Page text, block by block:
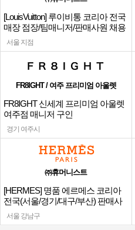
[LouisVuitton] 루이비통 코리아 전국
매장 점장/팀매니저/판매사원 채용
서울 지점
FR8IGHT / 여주 프리미엄 아울렛
FR8IGHT 신세계 프리미엄 아울렛
여주점 매니저 구인
경기 여주시
㈜휴머니스트
[HERMES] 명품 에르메스 코리아
전국(서울/경기/대구/부산) 판매사
원
서울 강남구